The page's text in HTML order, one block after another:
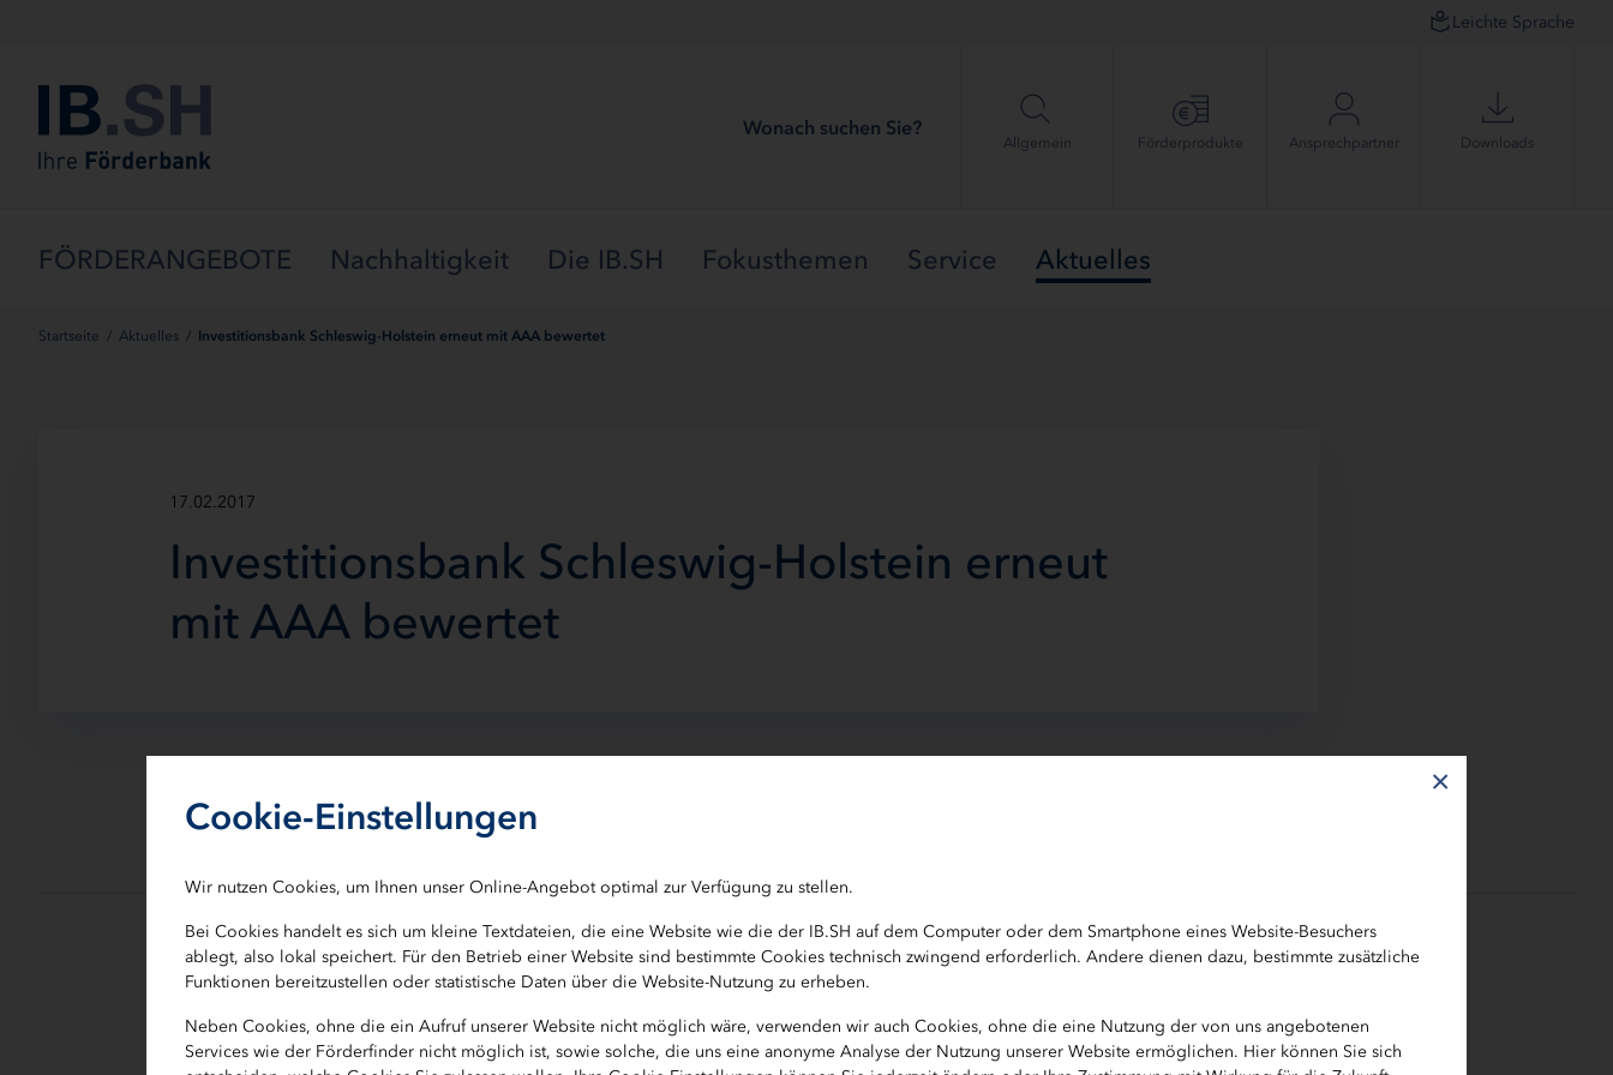
Cookie-Einstellungen
Wir nutzen Cookies, um Ihnen unser Online-Angebot optimal zur Verfügung zu stellen.
Bei Cookies handelt es sich um kleine Textdateien, die eine Website wie die der IB.SH auf dem Computer oder dem Smartphone eines Website-Besuchers
ablegt, also lokal speichert. Für den Betrieb einer Website sind bestimmte Cookies technisch zwingend erforderlich. Andere dienen dazu, bestimmte zusätzliche
Funktionen bereitzustellen oder statistische Daten über die Website-Nutzung zu erheben.
Neben Cookies, ohne die ein Aufruf unserer Website nicht möglich wäre, verwenden wir auch Cookies, ohne die eine Nutzung der von uns angebotenen
Services wie der Förderfinder nicht möglich ist, sowie solche, die uns eine anonyme Analyse der Nutzung unserer Website ermöglichen. Hier können Sie sich
×
Leichte Sprache
Wonach suchen Sie?
Allgemein Förder­produkte Ansprech­partner Downloads
FÖRDERANGEBOTE Nachhaltigkeit Die IB.SH Fokusthemen Service Aktuelles
Startseite / Aktuelles / Investitionsbank Schleswig-Holstein erneut mit AAA bewertet
17.02.2017
Investitionsbank Schleswig-Holstein erneut
mit AAA bewertet
IB.SH bleibt attraktive Anlageadresse
Die Ratingagentur Fitch hat die Kreditwürdigkeit der Investitionsbank Schleswig-Holstein (IB.SH)
wieder mit der Bestnote AAA, Ausblick Stabil, bewertet. Dies hat Fitch heute mitgeteilt. Damit gehört
die IB.SH weiterhin für Investoren zu den attraktivsten Anlageadressen in Deutschland. Die Förderbank